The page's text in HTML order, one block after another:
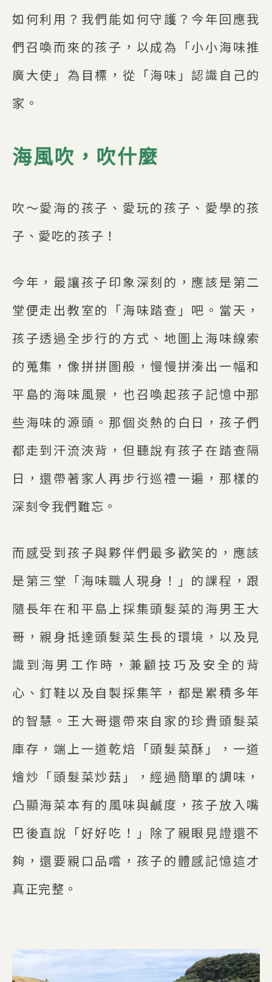
如何利用？我們能如何守護？今年回應我
們召喚而來的孩子，以成為「小小海味推
廣大使」為目標，從「海味」認識自己的
家。
海風吹，吹什麼
吹～愛海的孩子、愛玩的孩子、愛學的孩
子、愛吃的孩子！
今年，最讓孩子印象深刻的，應該是第二
堂便走出教室的「海味踏查」吧。當天，
孩子透過全步行的方式、地圖上海味線索
的蒐集，像拼拼圖般，慢慢拼湊出一幅和
平島的海味風景，也召喚起孩子記憶中那
些海味的源頭。那個炎熱的白日，孩子們
都走到汗流浹背，但聽說有孩子在踏查隔
日，還帶著家人再步行巡禮一遍，那樣的
深刻令我們難忘。
而感受到孩子與夥伴們最多歡笑的，應該
是第三堂「海味職人現身！」的課程，跟
隨長年在和平島上採集頭髮菜的海男王大
哥，親身抵達頭髮菜生長的環境，以及見
識到海男工作時，兼顧技巧及安全的背
心、釘鞋以及自製採集竿，都是累積多年
的智慧。王大哥還帶來自家的珍貴頭髮菜
庫存，端上一道乾焙「頭髮菜酥」，一道
燴炒「頭髮菜炒菇」，經過簡單的調味，
凸顯海菜本有的風味與鹹度，孩子放入嘴
巴後直說「好好吃！」除了親眼見證還不
夠，還要親口品嚐，孩子的體感記憶這才
真正完整。